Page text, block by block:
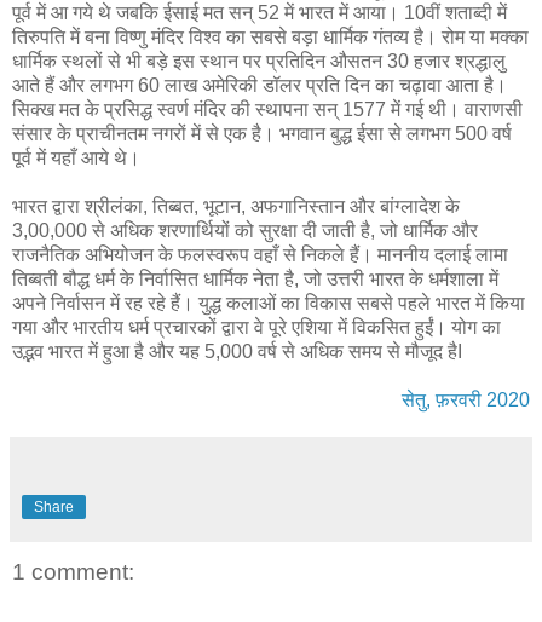
पूर्व में आ गये थे जबकि ईसाई मत सन् 52 में भारत में आया। 10वीं शताब्‍दी में
तिरुपति में बना विष्‍णु मंदिर विश्‍व का सबसे बड़ा धार्मिक गंतव्‍य है। रोम या मक्‍का
धार्मिक स्‍थलों से भी बड़े इस स्‍थान पर प्रतिदिन औसतन 30 हजार श्रद्धालु
आते हैं और लगभग 60 लाख अमेरिकी डॉलर प्रति दिन का चढ़ावा आता है।
सिक्‍ख मत के प्रसिद्ध स्‍वर्ण मंदिर की स्‍थापना सन् 1577 में गई थी। वाराणसी
संसार के प्राचीनतम नगरों में से एक है। भगवान बुद्ध ईसा से लगभग 500 वर्ष
पूर्व में यहाँ आये थे।
भारत द्वारा श्रीलंका, तिब्‍बत, भूटान, अफगानिस्‍तान और बांग्‍लादेश के
3,00,000 से अधिक शरणार्थियों को सुरक्षा दी जाती है, जो धार्मिक और
राजनैतिक अभियोजन के फलस्‍वरूप वहाँ से निकले हैं। माननीय दलाई लामा
तिब्‍बती बौद्ध धर्म के निर्वासित धार्मिक नेता है, जो उत्तरी भारत के धर्मशाला में
अपने निर्वासन में रह रहे हैं। युद्ध कलाओं का विकास सबसे पहले भारत में किया
गया और भारतीय धर्म प्रचारकों द्वारा वे पूरे एशिया में विकसित हुईं। योग का
उद्भव भारत में हुआ है और यह 5,000 वर्ष से अधिक समय से मौजूद हैI
सेतु, फ़रवरी 2020
Share
1 comment: